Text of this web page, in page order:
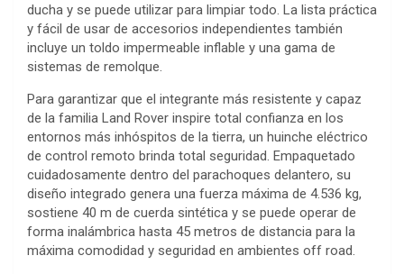
ducha y se puede utilizar para limpiar todo. La lista práctica
y fácil de usar de accesorios independientes también
incluye un toldo impermeable inflable y una gama de
sistemas de remolque.
Para garantizar que el integrante más resistente y capaz
de la familia Land Rover inspire total confianza en los
entornos más inhóspitos de la tierra, un huinche eléctrico
de control remoto brinda total seguridad. Empaquetado
cuidadosamente dentro del parachoques delantero, su
diseño integrado genera una fuerza máxima de 4.536 kg,
sostiene 40 m de cuerda sintética y se puede operar de
forma inalámbrica hasta 45 metros de distancia para la
máxima comodidad y seguridad en ambientes off road.